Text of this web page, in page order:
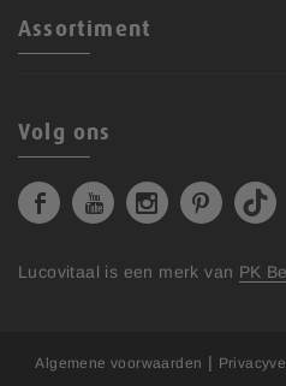
Assortiment
Volg ons
Lucovitaal is een merk van PK
Algemene voorwaarden |